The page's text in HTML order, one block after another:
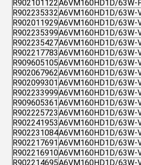
R902101122A6VM160HD1D/63W-
R902235332A6VM160HD1D/63W-
R902011929A6VM160HD1D/63W-
R902235399A6VM160HD1D/63W-
R902235427A6VM160HD1D/63W-
R902217783A6VM160HD1D/63W-
R909605105A6VM160HD1D/63W-
R902067962A6VM160HD1D/63W-
R902099301A6VM160HD1D/63W-
R902233999A6VM160HD1D/63W-
R909605361A6VM160HD1D/63W-
R902225723A6VM160HD1D/63W-
R902241953A6VM160HD1D/63W-
R902231084A6VM160HD1D/63W-
R902217691A6VM160HD1D/63W-
R902216910A6VM160HD1D/63W-
R902214695A6VM160HD1D/63W-